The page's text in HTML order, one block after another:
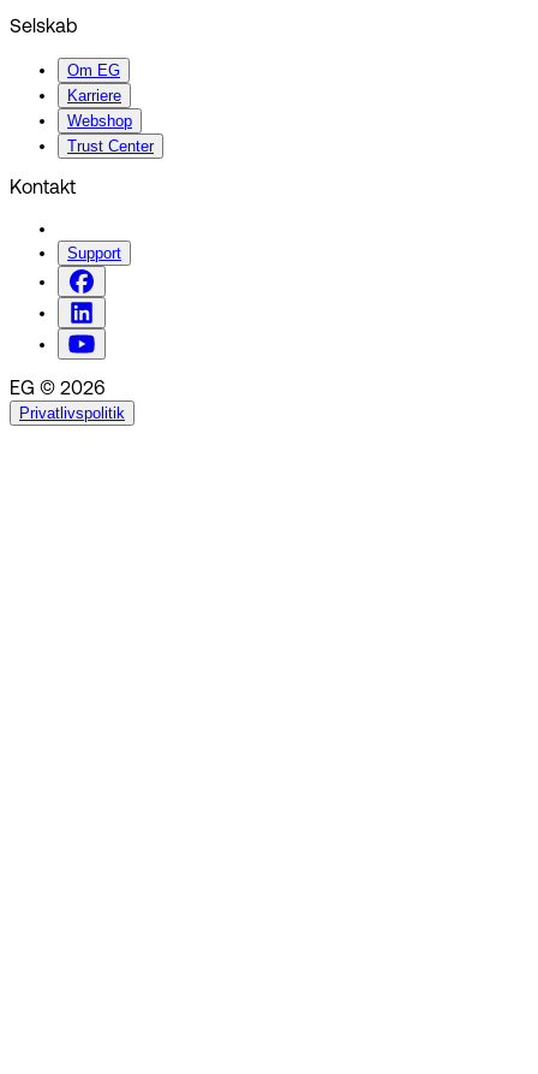
Selskab
Om EG
Karriere
Webshop
Trust Center
Kontakt
Support
EG © 2026
Privatlivspolitik